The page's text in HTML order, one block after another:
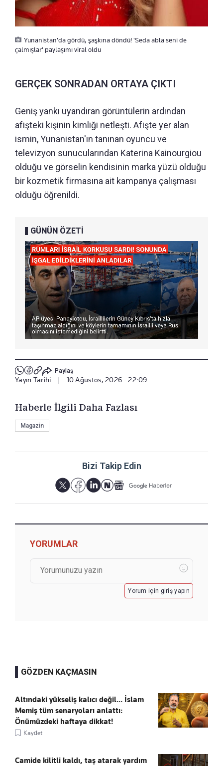
Yunanistan'da gördü, şaşkına döndü! 'Seda abla seni de
çalmışlar' paylaşımı viral oldu
GERÇEK SONRADAN ORTAYA ÇIKTI
Geniş yankı uyandıran görüntülerin ardından
afişteki kişinin kimliği netleşti. Afişte yer alan
ismin, Yunanistan'ın tanınan oyuncu ve
televizyon sunucularından Katerina Kainourgiou
olduğu ve görselin kendisinin marka yüzü olduğu
bir kozmetik firmasına ait kampanya çalışması
olduğu öğrenildi.
GÜNÜN ÖZETİ
Paylaş
Yayın Tarihi 10 Ağustos, 2026 - 22:09
Haberle İlgili Daha Fazlası
Magazin
Bizi Takip Edin
YORUMLAR
Yorum için giriş yapın
GÖZDEN KAÇMASIN
Altındaki yükseliş kalıcı değil... İslam
Memiş tüm senaryoları anlattı:
Önümüzdeki haftaya dikkat!
Kaydet
Camide kilitli kaldı, taş atarak yardım